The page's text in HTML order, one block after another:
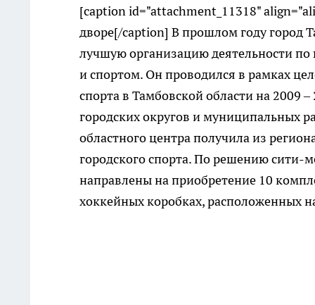
[caption id="attachment_11318"
дворе[/caption] В прошлом году город
лучшую организацию деятельности
и спортом. Он проводился в рамках
спорта в Тамбовской области на 2009
городских округов и муниципальных
областного центра получила из
городского спорта. По решению сити-
направлены на приобретение 10
хоккейных коробках, расположенных